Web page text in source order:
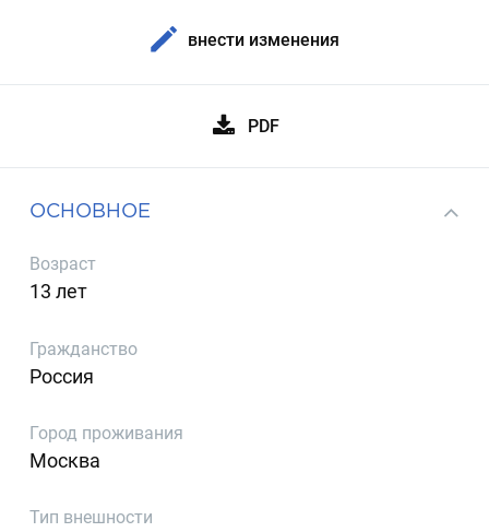
внести изменения
PDF
ОСНОВНОЕ
Возраст
13 лет
Гражданство
Россия
Город проживания
Москва
Тип внешности